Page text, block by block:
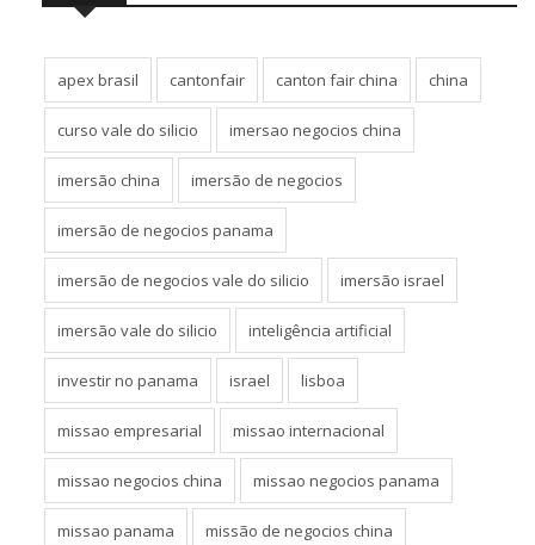
apex brasil cantonfair canton fair china china
curso vale do silicio imersao negocios china
imersão china imersão de negocios
imersão de negocios panama
imersão de negocios vale do silicio imersão israel
imersão vale do silicio inteligência artificial
investir no panama israel lisboa
missao empresarial missao internacional
missao negocios china missao negocios panama
missao panama missão de negocios china